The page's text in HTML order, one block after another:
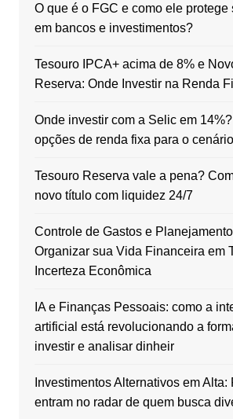
O que é o FGC e como ele protege
em bancos e investimentos?
Tesouro IPCA+ acima de 8% e
Reserva: Onde Investir na Renda
Onde investir com a Selic em
opções de renda fixa para o
Tesouro Reserva vale a pena?
novo título com liquidez 24/7
Controle de Gastos e
Organizar sua Vida Financeira em
Incerteza Econômica
IA e Finanças Pessoais: como a
artificial está revolucionando a
investir e analisar dinheir
Investimentos Alternativos em Alta:
entram no radar de quem busca